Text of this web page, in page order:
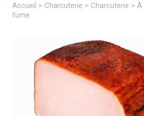
accueil > charcuterie > charcuterie >
fume